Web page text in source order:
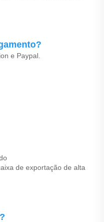
e Paypal.
de exportação de alta